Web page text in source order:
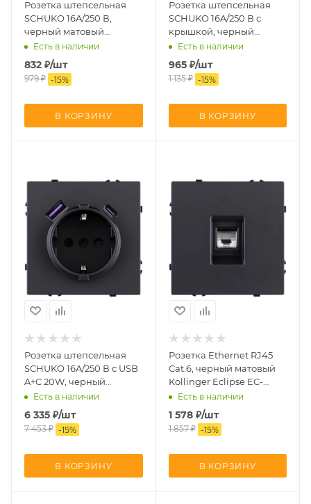
Розетка штепсельная
SCHUKO 16A/250 В,
черный матовый
Kollinger Eclipse EC-
014BK
Есть в наличии
832 ₽/шт
979₽ -15%
В КОРЗИНУ
Розетка штепсельная
SCHUKO 16A/250 В с
крышкой, черный
матовый Kollinger
Eclipse EC-015BK
Есть в наличии
965₽/шт
1 135₽ -15%
В КОРЗИНУ
Розетка штепсельная
SCHUKO 16A/250 В с USB
A+C 20W, черный
матовый Kollinger
Eclipse EC-016BK
Есть в наличии
6 335 ₽/шт
7 453₽ -15%
В КОРЗИНУ
Розетка Ethernet RJ45
Cat.6, черный матовый
Kollinger Eclipse EC-
017BK
Есть в наличии
1 578₽/шт
1 857₽ -15%
В КОРЗИНУ